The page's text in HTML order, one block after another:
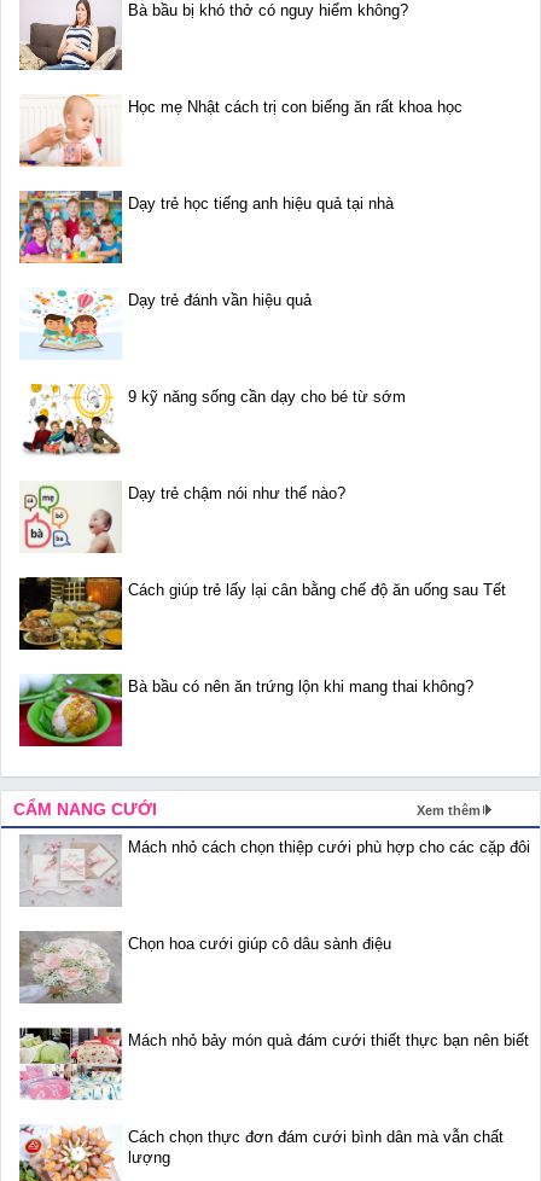
Bà bầu bị khó thở có nguy hiểm không?
Học mẹ Nhật cách trị con biếng ăn rất khoa học
Dạy trẻ học tiếng anh hiệu quả tại nhà
Dạy trẻ đánh vần hiệu quả
9 kỹ năng sống cần dạy cho bé từ sớm
Dạy trẻ chậm nói như thế nào?
Cách giúp trẻ lấy lại cân bằng chế độ ăn uống sau Tết
Bà bầu có nên ăn trứng lộn khi mang thai không?
CẨM NANG CƯỚI Xem thêm
Mách nhỏ cách chọn thiệp cưới phù hợp cho các cặp đôi
Chọn hoa cưới giúp cô dâu sành điệu
Mách nhỏ bảy món quà đám cưới thiết thực bạn nên biết
Cách chọn thực đơn đám cưới bình dân mà vẫn chất
lượng